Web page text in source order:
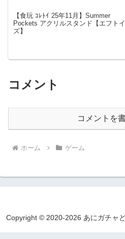
【食玩 ｺﾚﾄｲ 25年11月】Summer
Pockets アクリルスタンド【エフトイ
ズ】
コメント
コメントを
ホーム ゲーム
Copyright © 2020-2026 あにガチャ